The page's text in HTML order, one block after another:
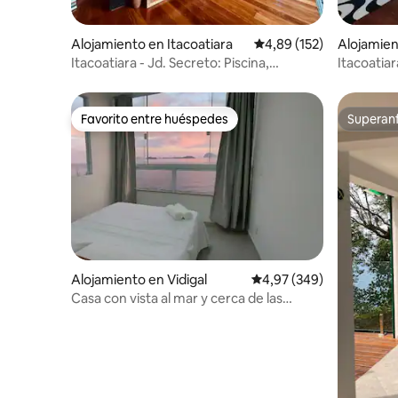
Alojamiento en Itacoatiara Calificación promedio:
4,89 (152)
Itacoatiara - Jd. Secreto: Piscina,
Favorito entre huéspedes
Favorito entre huéspedes
Alojamiento en Vidigal Calificación promedio:
4,97 (349)
Casa con vista al mar y cerca de las